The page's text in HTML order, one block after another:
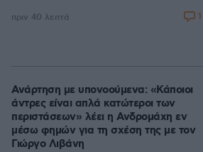
πριν 40 λεπτά 1
Ανάρτηση με υπονοούμενα: «Κάποιοι
άντρες είναι απλά κατώτεροι των
περιστάσεων» λέει η Ανδρομάχη εν
μέσω φημών για τη σχέση της με τον
Γιώργο Λιβάνη